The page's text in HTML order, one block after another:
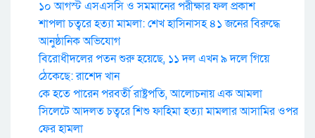
১০ আগস্ট এসএসসি ও সমমানের পরীক্ষার ফল প্রকাশ
শাপলা চত্বরে হত্যা মামলা: শেখ হাসিনাসহ ৪১ জনের বিরুদ্ধে
আনুষ্ঠানিক অভিযোগ
বিরোধীদলের পতন শুরু হয়েছে, ১১ দল এখন ৯ দলে গিয়ে
ঠেকেছে: রাশেদ খান
কে হতে পারেন পরবর্তী রাষ্ট্রপতি, আলোচনায় এক আমলা
সিলেটে আদলত চত্বরে শিশু ফাহিমা হত্যা মামলার আসামির ওপর
ফের হামলা